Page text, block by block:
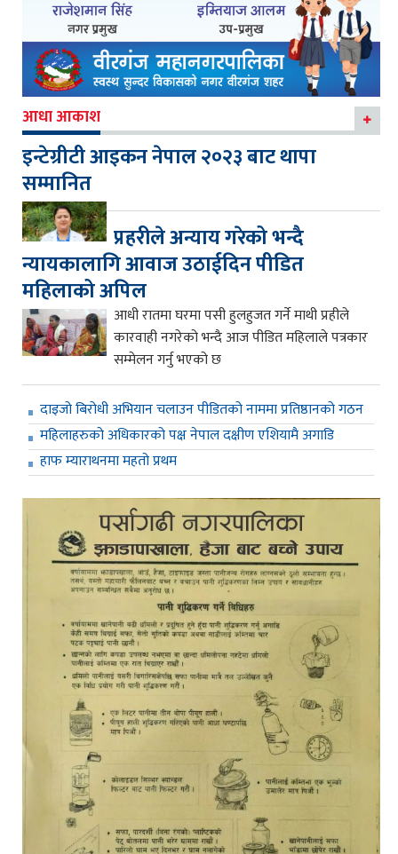
आधा आकाश
इन्टेग्रीटी आइकन नेपाल २०२३ बाट थापा
सम्मानित
प्रहरीले अन्याय गरेको भन्दै
न्यायकालागि आवाज उठाईदिन पीडित
महिलाको अपिल
आधी रातमा घरमा पसी हुलहुजत गर्ने माथी प्रहीले
कारवाही नगरेको भन्दै आज पीडित महिलाले पत्रकार
सम्मेलन गर्नु भएको छ
दाइजो बिरोधी अभियान चलाउन पीडितको नाममा प्रतिष्ठानको गठन
महिलाहरुको अधिकारको पक्ष नेपाल दक्षीण एशियामै अगाडि
हाफ म्याराथनमा महतो प्रथम